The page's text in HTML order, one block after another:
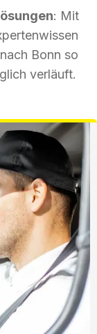
: Mit
Bonn so
verläuft.